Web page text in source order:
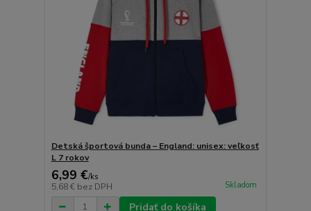
Detská športová bunda – England: unisex: veľkosť
L 7 rokov
6,99 €/ks
5,68 € bez DPH Skladom
Pridať do košíka